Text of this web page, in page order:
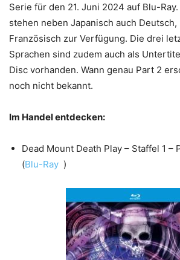
Serie für den 21. Juni 2024 auf Blu-
stehen neben Japanisch auch Deutsch,
Französisch zur Verfügung. Die drei
Sprachen sind zudem auch als
Disc vorhanden. Wann genau Part 2
noch nicht bekannt.
Im Handel entdecken:
Dead Mount Death Play – Staffel 1 –
(Blu-Ray )